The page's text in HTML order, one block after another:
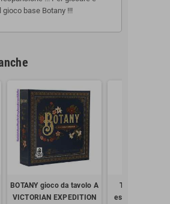
base Botany !!!
BOTANY gioco da tavolo A
VICTORIAN EXPEDITION
TENTALIZING
espansione per